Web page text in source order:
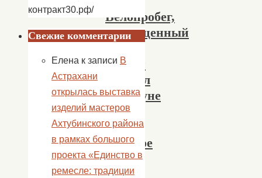
Велопробег,
посвященный
России
прошел
накануне
в
с.
Удачное
контракт30.рф/
Свежие комментарии
Елена к записи В
Астрахани
открылась выставка
изделий мастеров
Ахтубинского района
в рамках большого
проекта «Единство в
ремесле: традиции